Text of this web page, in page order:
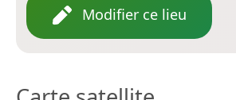
Modifier ce lieu